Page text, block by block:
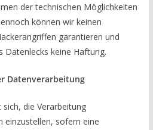
der technischen Möglichkeiten
können wir keinen
garantieren und
Datenlecks keine Haftung.
Datenverarbeitung
die Verarbeitung
einzustellen, sofern eine